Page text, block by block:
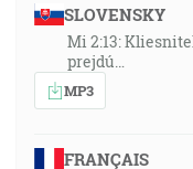
SLOVENSKY
Mi 2:13:
prejdú…
MP3
FRANÇAIS